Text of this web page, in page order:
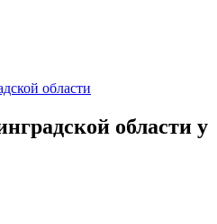
области
области у